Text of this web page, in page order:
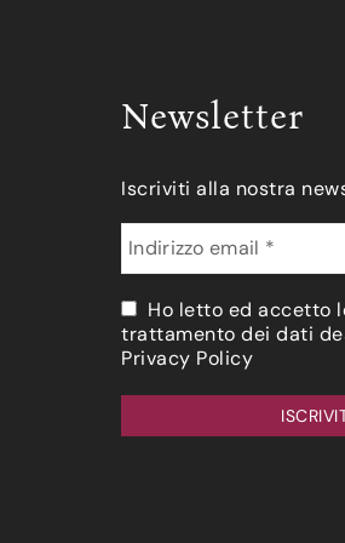
Newsletter
Iscriviti alla nostra
Ho letto ed accetto
trattamento dei dati
Privacy Policy